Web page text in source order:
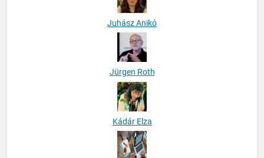
Juhász Anikó
Jürgen Roth
Kádár Elza